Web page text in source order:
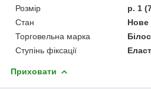
Розмір
р. 1
Стан
Нове
Торговельна марка
Ступінь фіксації
Приховати